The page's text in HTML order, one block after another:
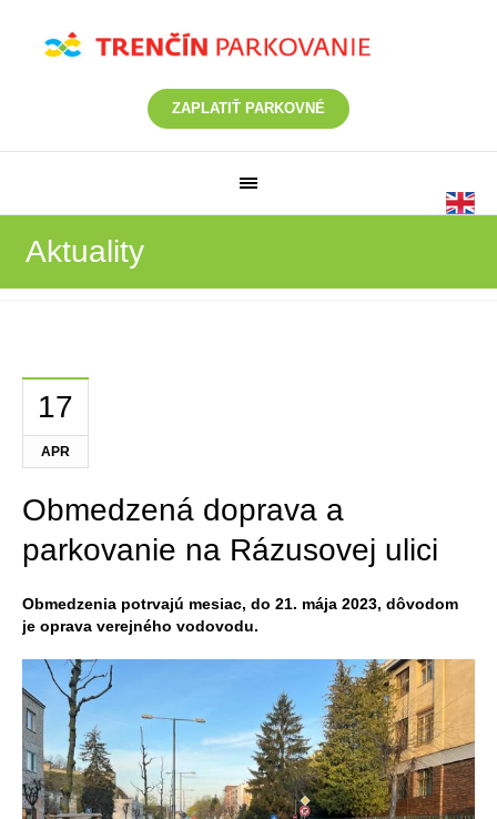
ZAPLATIŤ PARKOVNÉ
Aktuality
17
APR
Obmedzená doprava a
parkovanie na Rázusovej ulici
Obmedzenia potrvajú mesiac, do 21. mája 2023, dôvodom
je oprava verejného vodovodu.